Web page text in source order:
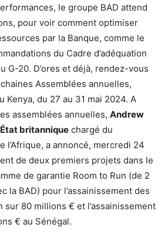
le groupe BAD attend
pour voir comment optimiser
par la Banque, comme le
du Cadre d’adéquation
G-20. D’ores et déjà, rendez-vous
Assemblées annuelles,
Kenya, du 27 au 31 mai 2024. A
assemblées annuelles, Andrew
britannique chargé du
l’Afrique, a annoncé, mercredi 24
de deux premiers projets dans le
de garantie Room to Run (de 2
la BAD) pour l’assainissement des
sur 80 millions € et l’assainissement
€ au Sénégal.